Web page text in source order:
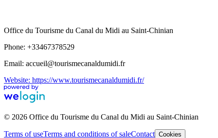
Office du Tourisme du Canal du Midi au Saint-Chinian
Phone: +33467378529
Email: accueil@tourismecanaldumidi.fr
Website: https://www.tourismecanaldumidi.fr/
© 2026 Office du Tourisme du Canal du Midi au Saint-Chinian
Terms of useTerms and conditions of saleContact Cookies